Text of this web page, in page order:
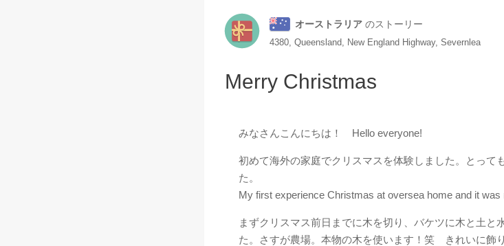
オーストラリア のストーリー
4380, Queensland, New England Highway, Severnlea
Merry Christmas
みなさんこんにちは！ Hello everyone!
初めて海外の家庭でクリスマスを体験しました。とって
た。
My first experience Christmas at oversea home and it was
まずクリスマス前日までに木を切り、バケツに木と土と
た。さすが農場。本物の木を使います！笑 きれいに飾